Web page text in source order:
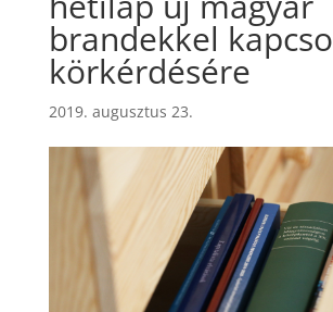
brandekkel
körkérdésére
2019. augusztus 23.